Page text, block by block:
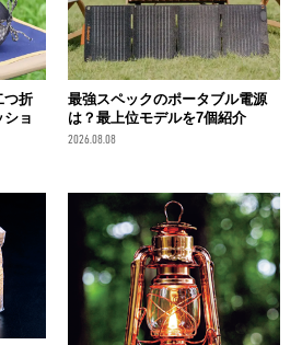
つ折
ョ
最強スペックのポータブル電源
は？最上位モデルを7個紹介
2026.08.08